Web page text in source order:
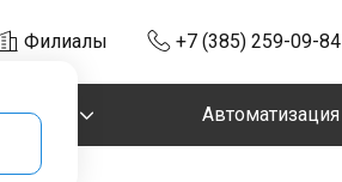
Филиалы +7 (385) 259-09-84
Автоматизация